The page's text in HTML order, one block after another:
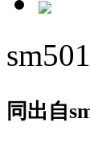
同出自